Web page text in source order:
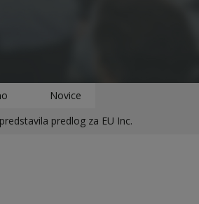
Novice
predlog za EU Inc.